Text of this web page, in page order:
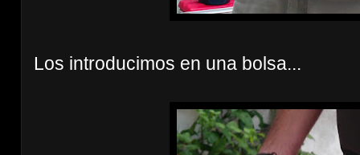
Los introducimos en una bolsa...